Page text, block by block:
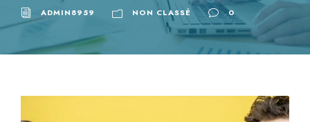
ADMIN8959 NON CLASSÉ 0